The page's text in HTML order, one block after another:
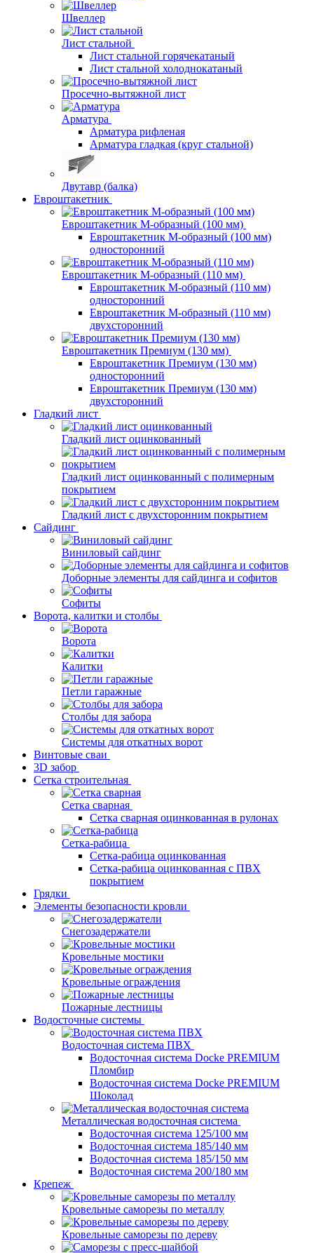
Швеллер
Лист стальной
Лист стальной горячекатаный
Лист стальной холоднокатаный
Просечно-вытяжной лист
Арматура
Арматура рифленая
Арматура гладкая (круг стальной)
Двутавр (балка)
Евроштакетник
Евроштакетник М-образный (100 мм)
Евроштакетник М-образный (100 мм)
односторонний
Евроштакетник М-образный (110 мм)
Евроштакетник М-образный (110 мм)
односторонний
Евроштакетник М-образный (110 мм)
двухсторонний
Евроштакетник Премиум (130 мм)
Евроштакетник Премиум (130 мм)
односторонний
Евроштакетник Премиум (130 мм)
двухсторонний
Гладкий лист
Гладкий лист оцинкованный
Гладкий лист оцинкованный с полимерным
покрытием
Гладкий лист с двухсторонним покрытием
Сайдинг
Виниловый сайдинг
Доборные элементы для сайдинга и софитов
Софиты
Ворота, калитки и столбы
Ворота
Калитки
Петли гаражные
Столбы для забора
Системы для откатных ворот
Винтовые сваи
3D забор
Сетка строительная
Сетка сварная
Сетка сварная оцинкованная в рулонах
Сетка-рабица
Сетка-рабица оцинкованная
Сетка-рабица оцинкованная с ПВХ
покрытием
Грядки
Элементы безопасности кровли
Снегозадержатели
Кровельные мостики
Кровельные ограждения
Пожарные лестницы
Водосточные системы
Водосточная система ПВХ
Водосточная система Docke PREMIUM
Пломбир
Водосточная система Docke PREMIUM
Шоколад
Металлическая водосточная система
Водосточная система 125/100 мм
Водосточная система 185/140 мм
Водосточная система 185/150 мм
Водосточная система 200/180 мм
Крепеж
Кровельные саморезы по металлу
Кровельные саморезы по дереву